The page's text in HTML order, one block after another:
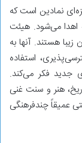
نمادین است که
اهدا می‌شود. هیئت
هستند. آنها به
استفاده
جدید فکر می‌کند.
هنر و سنت غنی
عمیقاً چندفرهنگی